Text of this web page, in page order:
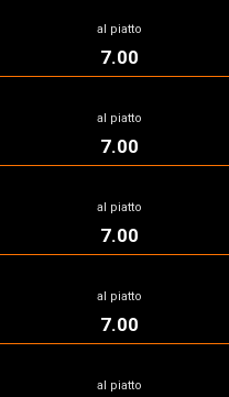
al piatto
7.00
al piatto
7.00
al piatto
7.00
al piatto
7.00
al piatto